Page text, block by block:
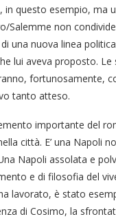
in questo esempio, ma
Salemme non
una nuova linea
lui aveva proposto. Le
fortunosamente,
tanto atteso.
importante del
città. E’ una Napoli
Napoli assolata e
e di filosofia del
lavorato, è stato
di Cosimo, la